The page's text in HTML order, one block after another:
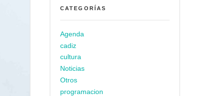
CATEGORÍAS
Agenda
cadiz
cultura
Noticias
Otros
programacion